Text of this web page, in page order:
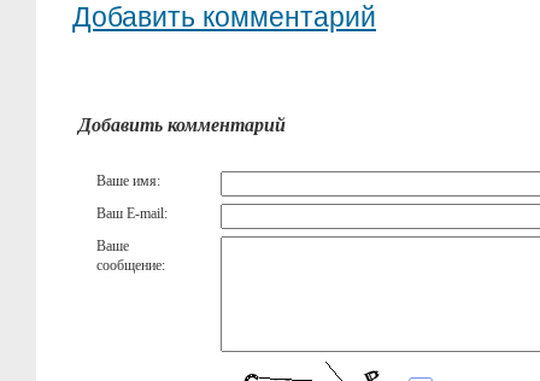
Добавить комментарий
Добавить комментарий
Ваше имя:
Ваш E-mail:
Ваше
сообщение: